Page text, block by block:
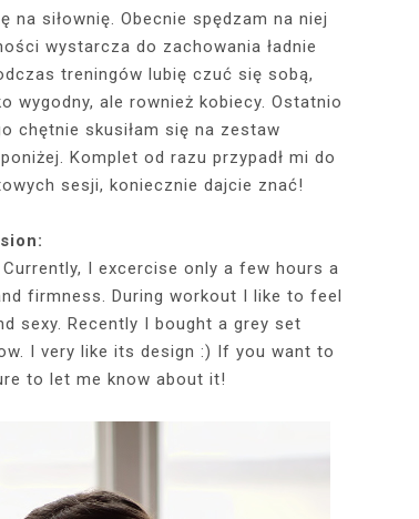
MORE ME THAN EVER :)
2025 - THE
PHOTOS ON
SZARA SPÓDNICZKA I CZARNE
RAJSTOPY + PIOSENKI, KTÓRYMI
PRAGNĘ SIĘ Z WAMI PODZIELIĆ
FALBANAMI,
I SZPILKI +
PRAGNĘ SIĘ Z
DO
DLACZEGO MONA LISA STAŁA
SIĘ SŁAWNA I KOGO ZASTĄPIŁA
WENUS Z MILO?
WIZYTA W
PRACOWNI FRYZJERSKIEJ CUT
CUT
JAKIEGO
CZYM
WŁOSY?
na siłownię. Obecnie spędzam na niej
wystarcza do zachowania ładnie
treningów lubię czuć się sobą,
ale rownież kobiecy. Ostatnio
chętnie skusiłam się na zestaw
Komplet od razu przypadł mi do
sesji, koniecznie dajcie znać!
I excercise only a few hours a
firmness. During workout I like to feel
sexy. Recently I bought a grey set
I very like its design :) If you want to
to let me know about it!